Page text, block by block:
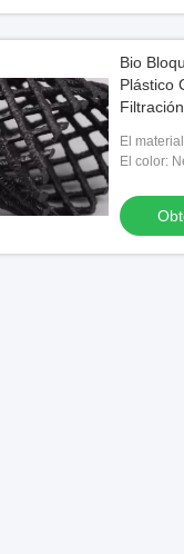
Bio
Plástico
El
El color: